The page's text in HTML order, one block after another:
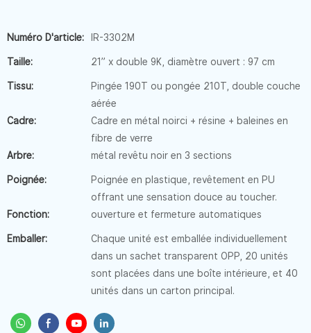
Numéro D'article: IR-3302M
Taille: 21” x double 9K, diamètre ouvert : 97 cm
Tissu:
Pingée 190T ou pongée 210T, double couche
aérée
Cadre:
Cadre en métal noirci + résine + baleines en
fibre de verre
Arbre:
métal revêtu noir en 3 sections
Poignée:
Poignée en plastique, revêtement en PU
offrant une sensation douce au toucher.
Fonction:
ouverture et fermeture automatiques
Emballer:
Chaque unité est emballée individuellement
dans un sachet transparent OPP, 20 unités
sont placées dans une boîte intérieure, et 40
unités dans un carton principal.